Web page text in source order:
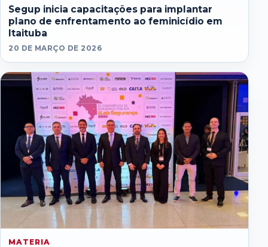
Segup inicia capacitações para implantar
plano de enfrentamento ao feminicídio em
Itaituba
20 DE MARÇO DE 2026
MATERIA